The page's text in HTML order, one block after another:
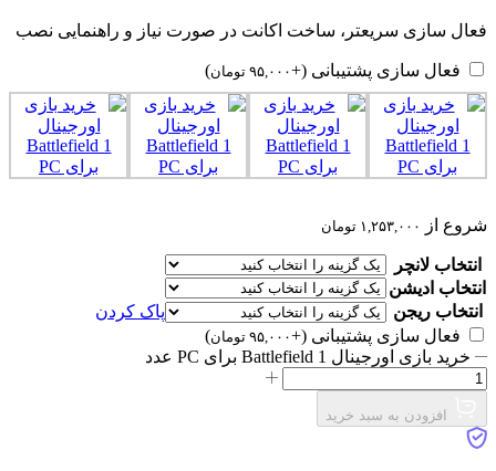
فعال سازی سریعتر، ساخت اکانت در صورت نیاز و راهنمایی نصب
فعال سازی پشتیبانی (+۹۵,۰۰۰ تومان)
شروع از ۱,۲۵۳,۰۰۰ تومان
انتخاب لانچر
انتخاب ادیشن
انتخاب ریجن
پاک کردن
فعال سازی پشتیبانی (+۹۵,۰۰۰ تومان)
خرید بازی اورجینال Battlefield 1 برای PC عدد
افزودن به سبد خرید